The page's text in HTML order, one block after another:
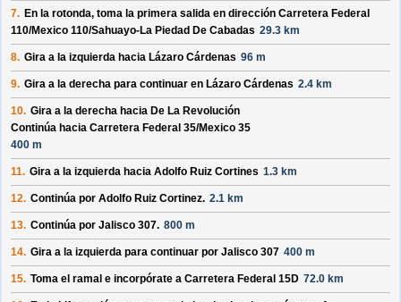
7. En la rotonda, toma la primera salida en dirección Carretera Federal
110/Mexico 110/Sahuayo-La Piedad De Cabadas 29.3 km
8. Gira a la izquierda hacia Lázaro Cárdenas 96 m
9. Gira a la derecha para continuar en Lázaro Cárdenas 2.4 km
10. Gira a la derecha hacia De La Revolución
Continúa hacia Carretera Federal 35/Mexico 35
400 m
11. Gira a la izquierda hacia Adolfo Ruiz Cortines 1.3 km
12. Continúa por Adolfo Ruiz Cortinez. 2.1 km
13. Continúa por Jalisco 307. 800 m
14. Gira a la izquierda para continuar por Jalisco 307 400 m
15. Toma el ramal e incorpórate a Carretera Federal 15D 72.0 km